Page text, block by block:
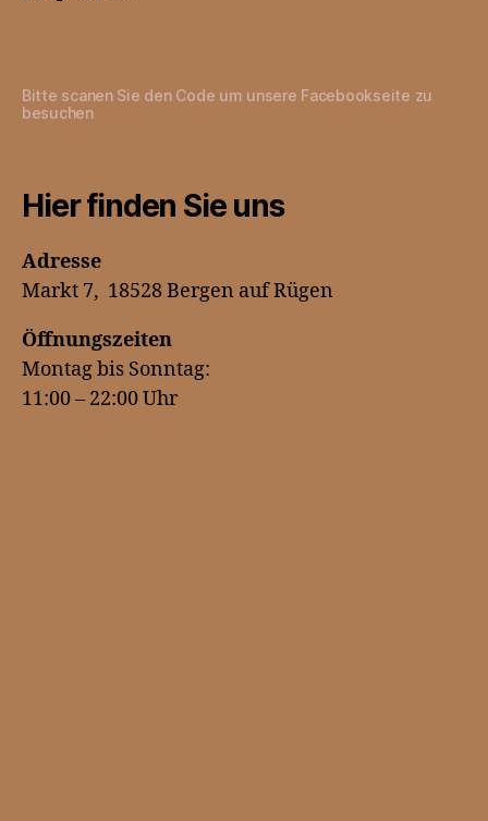
Bitte scanen Sie den Code um unsere Facebookseite zu
besuchen
Hier finden Sie uns
Adresse
Markt 7, 18528 Bergen auf Rügen
Öffnungszeiten
Montag bis Sonntag:
11:00 – 22:00 Uhr